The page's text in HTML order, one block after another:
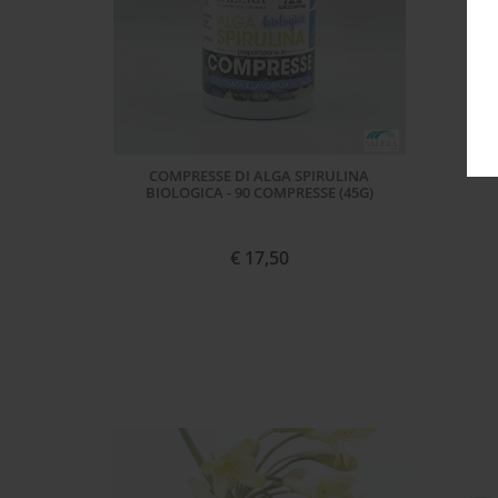
COMPRESSE DI ALGA SPIRULINA
BIOLOGICA - 90 COMPRESSE (45G)
€ 17,50